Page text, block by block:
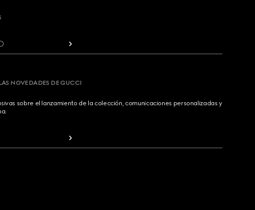
NOVEDADES DE GUCCI
sobre el lanzamiento de la colección, comunicaciones personalizadas y